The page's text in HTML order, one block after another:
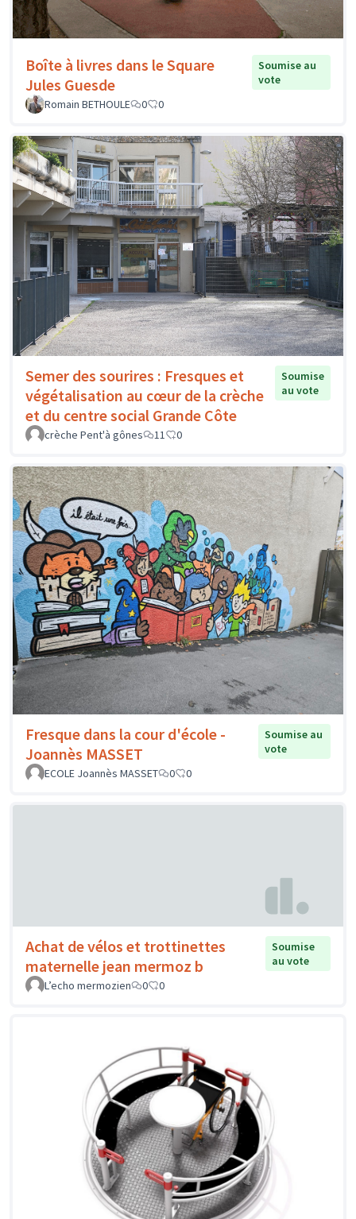
Boîte à livres dans le Square
Jules Guesde
Soumise au
vote
Romain BETHOULE
0 0
Semer des sourires : Fresques et
végétalisation au cœur de la crèche
et du centre social Grande Côte
Soumise
au vote
crèche Pent'à gônes 11 0
Fresque dans la cour d'école -
Joannès MASSET
Soumise au
vote
ECOLE Joannès MASSET
0 0
Achat de vélos et trottinettes
maternelle jean mermoz b
Soumise
au vote
L’echo mermozien
0 0